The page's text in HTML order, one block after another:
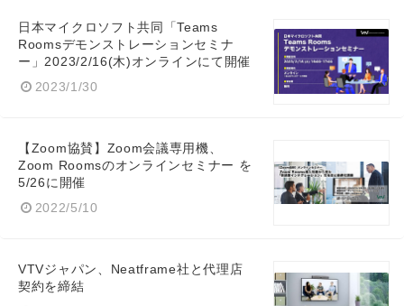
日本マイクロソフト共同「Teams
Roomsデモンストレーションセミナ
ー」2023/2/16(木)オンラインにて開催
2023/1/30
【Zoom協賛】Zoom会議専用機、
Zoom Roomsのオンラインセミナー を
5/26に開催
2022/5/10
VTVジャパン、Neatframe社と代理店
契約を締結